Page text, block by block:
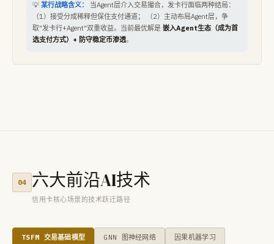
💡 某行战略含义：
当Agent层介入交易撮合，发卡行面临两种结局：
（1）接受分成稀释但保住支付通道； （2）主动布局Agent层，争
取"发卡行+Agent"双重收益。当前最优解是 嵌入Agent生态（成为首
选支付方式）+ 防守稳定币渗透。
04 六大前沿AI技术
信用卡核心场景的技术跃迁路径
TSFM 交易基础模型 GNN 图神经网络 因果机器学习